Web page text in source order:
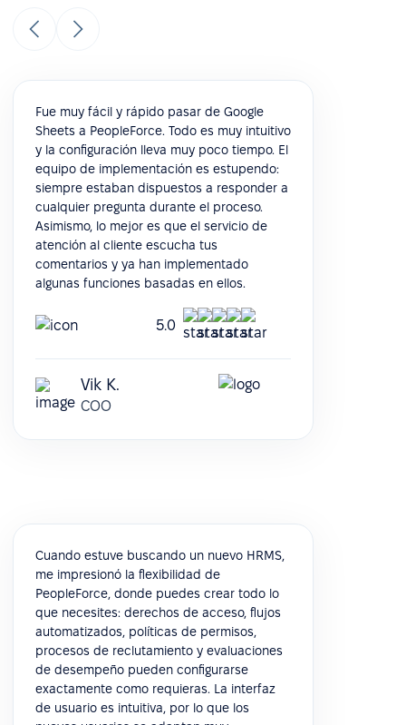
Fue muy fácil y rápido pasar de Google
Sheets a PeopleForce. Todo es muy intuitivo
y la configuración lleva muy poco tiempo. El
equipo de implementación es estupendo:
siempre estaban dispuestos a responder a
cualquier pregunta durante el proceso.
Asimismo, lo mejor es que el servicio de
atención al cliente escucha tus
comentarios y ya han implementado
algunas funciones basadas en ellos.
5.0
Vik K.
COO
Cuando estuve buscando un nuevo HRMS,
me impresionó la flexibilidad de
PeopleForce, donde puedes crear todo lo
que necesites: derechos de acceso, flujos
automatizados, políticas de permisos,
procesos de reclutamiento y evaluaciones
de desempeño pueden configurarse
exactamente como requieras. La interfaz
de usuario es intuitiva, por lo que los